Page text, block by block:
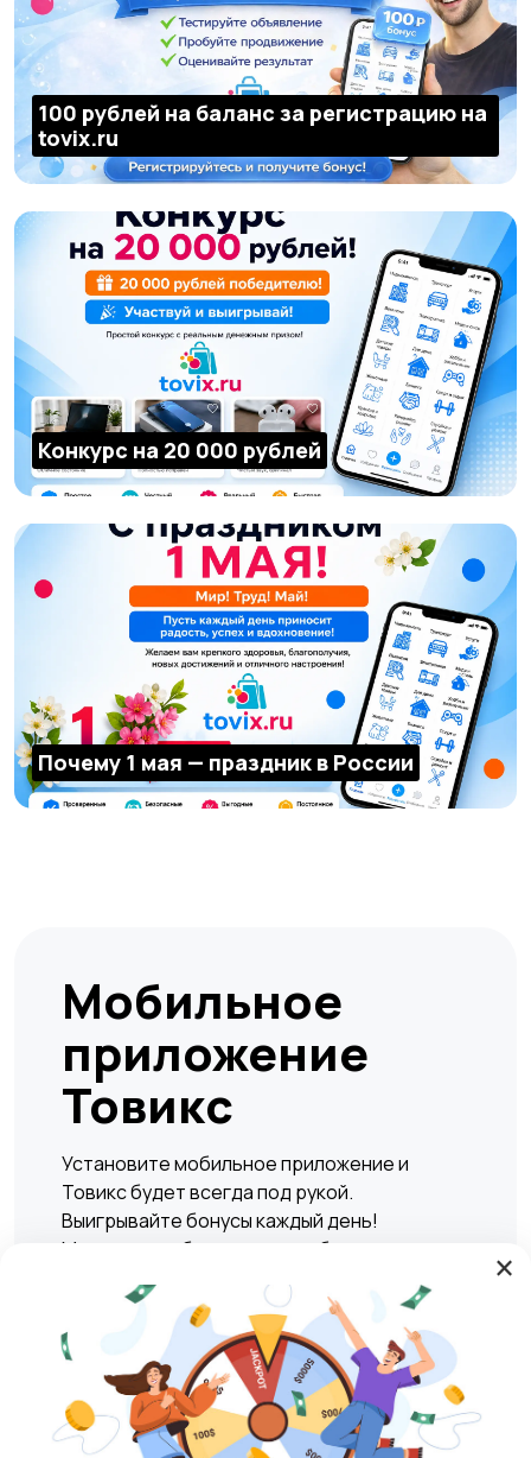
100 рублей на баланс за регистрацию на
tovix.ru
Конкурс на 20 000 рублей
Почему 1 мая — праздник в России
Мобильное
приложение
Товикс
Установите мобильное приложение и
Товикс будет всегда под рукой.
Выигрывайте бонусы каждый день!
Мгновенно и безопасно подбирать жилье,
сделки по покупке или продаже любых
товаров и услуг в любое удобное время.
Play Market RuStore
×